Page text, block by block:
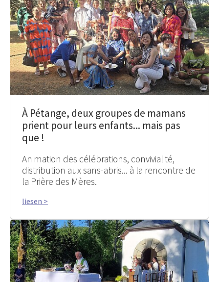
À Pétange, deux groupes de mamans
prient pour leurs enfants... mais pas
que !
Animation des célébrations, convivialité,
distribution aux sans-abris... à la rencontre de
la Prière des Mères.
liesen >